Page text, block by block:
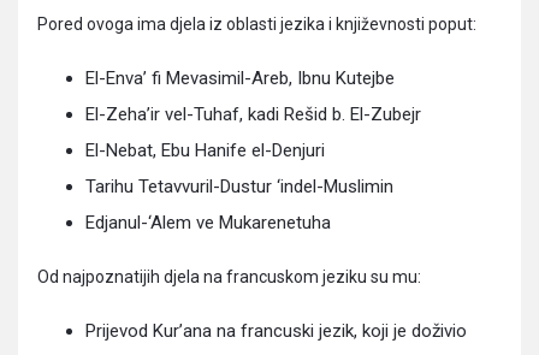
Pored ovoga ima djela iz oblasti jezika i književnosti poput:
El-Enva’ fi Mevasimil-Areb, Ibnu Kutejbe
El-Zeha’ir vel-Tuhaf, kadi Rešid b. El-Zubejr
El-Nebat, Ebu Hanife el-Denjuri
Tarihu Tetavvuril-Dustur ‘indel-Muslimin
Edjanul-‘Alem ve Mukarenetuha
Od najpoznatijih djela na francuskom jeziku su mu:
Prijevod Kur’ana na francuski jezik, koji je doživio